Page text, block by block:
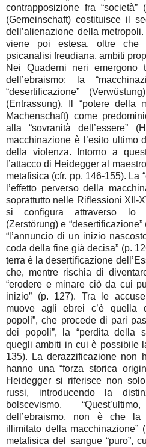
contrapposizione fra “società”
(Gemeinschaft) costituisce il
dell’alienazione della
viene poi estesa, oltre che
psicanalisi freudiana, ambiti
Nei Quaderni neri emergono
dell’ebraismo: la
“desertificazione”
(Entrassung). Il “potere della
Machenschaft) come
alla “sovranità dell’essere”
macchinazione è l’esito ultimo
della violenza. Intorno a
l’attacco di Heidegger al
metafisica (cfr. pp. 146-155). La
l’effetto perverso della
soprattutto nelle Riflessioni XII-
si configura attraverso lo
(Zerstörung) e
“l’annuncio di un inizio
coda della fine già decisa” (p.
terra è la desertificazione
che, mentre rischia di
“erodere e minare ciò da cui
inizio” (p. 127). Tra le
muove agli ebrei c’è quella
popoli”, che procede di pari
dei popoli”, la “perdita della
quegli ambiti in cui è possibile
135). La derazzificazione non
hanno una “forza storica
Heidegger si riferisce non
russi, introducendo la
bolscevismo.
dell’ebraismo, non è che la
illimitato della macchinazione”
metafisica del sangue “puro”,